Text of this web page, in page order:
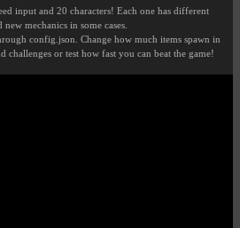
input and 20 characters! Each one has different
mechanics in some cases.
config.json. Change how much items spawn in
challenges or test how fast you can beat the game!